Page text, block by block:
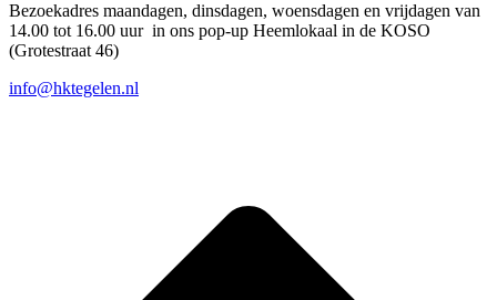
Bezoekadres maandagen, dinsdagen, woensdagen en vrijdagen van
14.00 tot 16.00 uur in ons pop-up Heemlokaal in de KOSO
(Grotestraat 46)
info@hktegelen.nl